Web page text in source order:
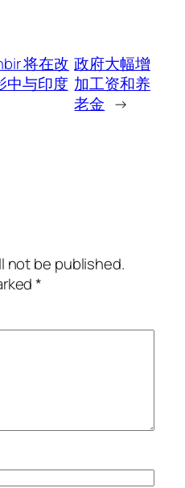
将在改
中与印度
政府大幅增
加工资和养
老金 →
not be published.
*